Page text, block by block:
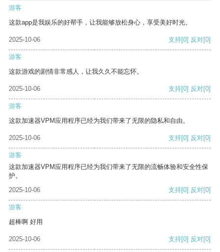
游客
这款app是我娱乐的好帮手，让我能够放松身心，享受美好时光。
2025-10-06 支持[0] 反对[0]
游客
这款游戏的剧情非常感人，让我久久不能忘怀。
2025-10-06 支持[0] 反对[0]
游客
这款加速器VPM应用程序已经为我们带来了无限的隐私和自由。
2025-10-06 支持[0] 反对[0]
游客
这款加速器VPM应用程序已经为我们带来了无限的流畅体验和安全性保
护。
2025-10-06
支持[0] 反对[0]
游客
超棒啊 好用
2025-10-06 支持[0] 反对[0]